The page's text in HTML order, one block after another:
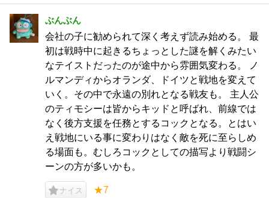
ぶんぶん
会社の子に勧められて深く考えず読み始める。 最
初は戦時中に起きるちょっとした謎を解くみたい
なテイストだったのが途中から雰囲気変わる。 ノ
ルマンディからオランダ、ドイツと戦地を変えて
いく。その中で永遠の別れとなる戦友も。 主人公
のティモシーは皆からキッドと呼ばれ、前線では
なく後方支援を任務とするコックとなる。とはい
え戦地にいる事に変わりはなく敵を死に至らしめ
る場面も。むしろコックとしての描写より戦闘シ
ーンの方が多いかも。
ナイス ★7